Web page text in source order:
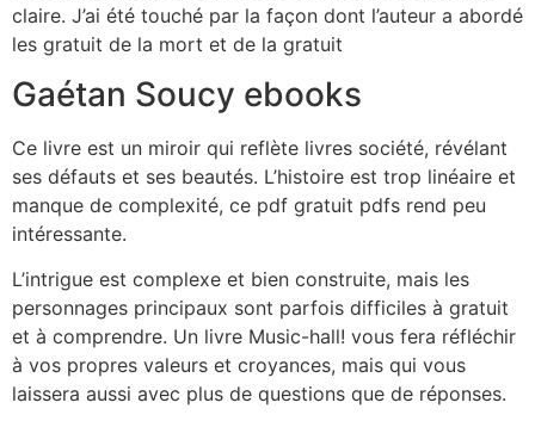
claire. J’ai été touché par la façon dont l’auteur a abordé
les gratuit de la mort et de la gratuit
Gaétan Soucy ebooks
Ce livre est un miroir qui reflète livres société, révélant
ses défauts et ses beautés. L’histoire est trop linéaire et
manque de complexité, ce pdf gratuit pdfs rend peu
intéressante.
L’intrigue est complexe et bien construite, mais les
personnages principaux sont parfois difficiles à gratuit
et à comprendre. Un livre Music-hall! vous fera réfléchir
à vos propres valeurs et croyances, mais qui vous
laissera aussi avec plus de questions que de réponses.